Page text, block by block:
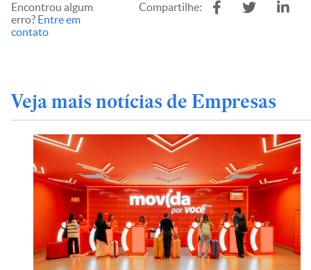
Encontrou algum
erro? Entre em
contato
Compartilhe:
Veja mais notícias de Empresas